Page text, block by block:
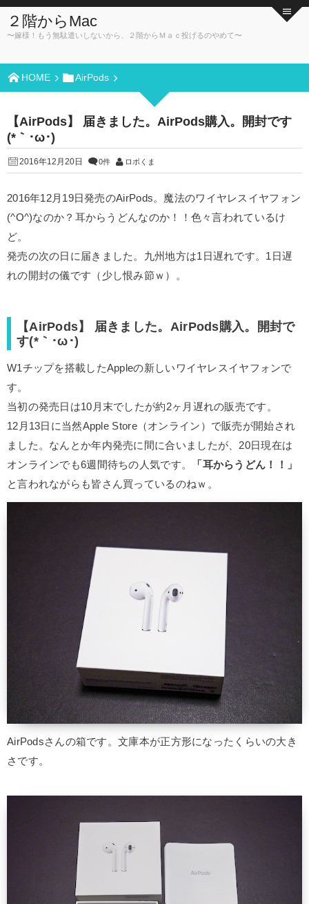
２階からMac
〜嫁様！もう無駄遣いしないから、２階からＭａｃ投げるのやめて〜
HOME AirPods
【AirPods】 届きました。AirPods購入。開封です
(*｀･ω･)ゞ
2016年12月20日 0件 ロボくま
2016年12月19日発売のAirPods。魔法のワイヤレスイヤフォン
(^O^)なのか？耳からうどんなのか！！色々言われているけ
ど。
発売の次の日に届きました。九州地方は1日遅れです。1日遅
れの開封の儀です（少し恨み節ｗ）。
【AirPods】 届きました。AirPods購入。開封で
す(*｀･ω･)ゞ
W1チップを搭載したAppleの新しいワイヤレスイヤフォンで
す。
当初の発売日は10月末でしたが約2ヶ月遅れの販売です。
12月13日に当然Apple Store（オンライン）で販売が開始され
ました。なんとか年内発売に間に合いましたが、20日現在は
オンラインでも6週間待ちの人気です。
「耳からうどん！！」
と言われながらも皆さん買っているのねｗ。
AirPodsさんの箱です。文庫本が正方形になったくらいの大き
さです。